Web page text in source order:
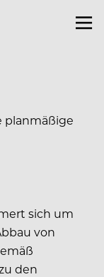
planmäßige
sich um
von
den